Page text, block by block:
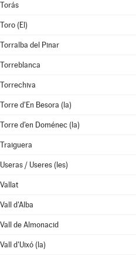
Torás
Toro (El)
Torralba del Pinar
Torreblanca
Torrechiva
Torre d'En Besora (la)
Torre d'en Doménec (la)
Traiguera
Useras / Useres (les)
Vallat
Vall d'Alba
Vall de Almonacid
Vall d'Uixó (la)